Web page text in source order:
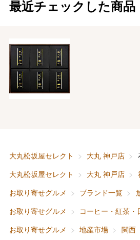
最近チェックした商品
大丸松坂屋セレクト 大丸 神戸店
大丸松坂屋セレクト
大丸 神戸店
お取り寄せグルメ
ブランド一覧
お取り寄せグルメ
コーヒー・紅茶・
お取り寄せグルメ
地産市場 関西
ファッショ
ホーム＆イン
ベビー＆キッズ
出産内祝い
結婚内祝い
お香典返し
母の日
父の日
お中元
敬老の日